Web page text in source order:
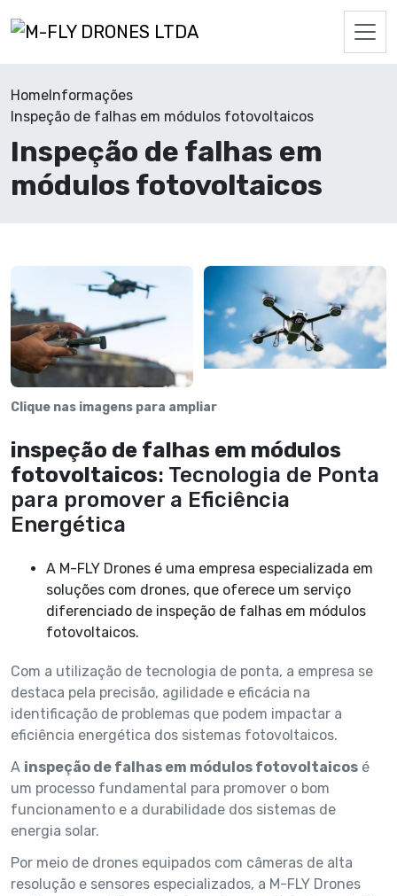
HomeInformações
Inspeção de falhas em módulos fotovoltaicos
Inspeção de falhas em
módulos fotovoltaicos
Clique nas imagens para ampliar
inspeção de falhas em módulos
fotovoltaicos: Tecnologia de Ponta
para promover a Eficiência
Energética
A M-FLY Drones é uma empresa especializada em
soluções com drones, que oferece um serviço
diferenciado de inspeção de falhas em módulos
fotovoltaicos.
Com a utilização de tecnologia de ponta, a empresa se
destaca pela precisão, agilidade e eficácia na
identificação de problemas que podem impactar a
eficiência energética dos sistemas fotovoltaicos.
A inspeção de falhas em módulos fotovoltaicos é
um processo fundamental para promover o bom
funcionamento e a durabilidade dos sistemas de
energia solar.
Por meio de drones equipados com câmeras de alta
resolução e sensores especializados, a M-FLY Drones